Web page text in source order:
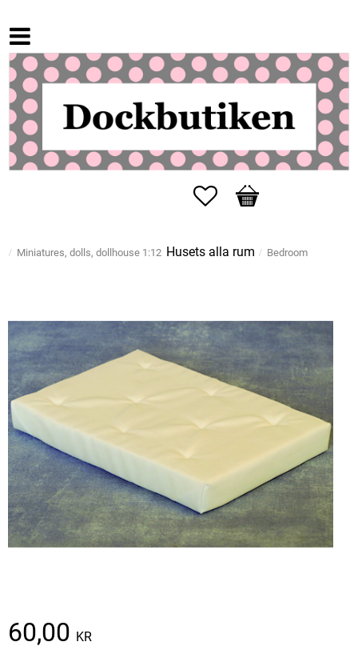
Favorites
Basket
Miniatures, dolls, dollhouse 1:12 Husets alla rum Bedroom
60,00 KR